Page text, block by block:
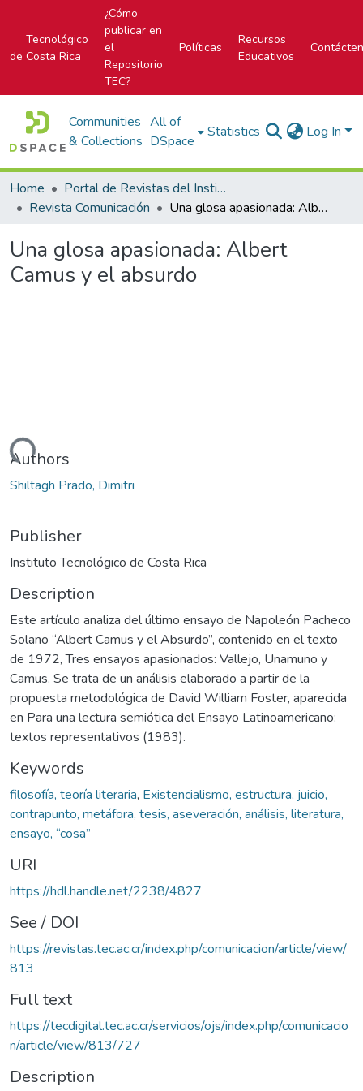
Tecnológico
de Costa Rica
¿Cómo
publicar en
el
Repositorio
TEC?
Políticas
Recursos
Educativos
Communities
& Collections
All of
DSpace
Statistics Log In
Home
Portal de Revistas del Instituto Tecnológico de Costa Rica
Revista Comunicación
Una glosa apasionada: Albert Camus y el absurdo
Una glosa apasionada: Albert
Camus y el absurdo
Authors
Shiltagh Prado, Dimitri
Publisher
Instituto Tecnológico de Costa Rica
Description
Este artículo analiza del último ensayo de Napoleón Pacheco
Solano “Albert Camus y el Absurdo”, contenido en el texto
de 1972, Tres ensayos apasionados: Vallejo, Unamuno y
Camus. Se trata de un análisis elaborado a partir de la
propuesta metodológica de David William Foster, aparecida
en Para una lectura semiótica del Ensayo Latinoamericano:
textos representativos (1983).
Keywords
filosofía, teoría literaria, Existencialismo, estructura, juicio,
contrapunto, metáfora, tesis, aseveración, análisis, literatura,
ensayo, “cosa”
URI
https://hdl.handle.net/2238/4827
See / DOI
https://revistas.tec.ac.cr/index.php/comunicacion/article/view/
813
Full text
https://tecdigital.tec.ac.cr/servicios/ojs/index.php/comunicacio
n/article/view/813/727
Description